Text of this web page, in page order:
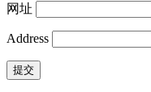
网址
Address
提交